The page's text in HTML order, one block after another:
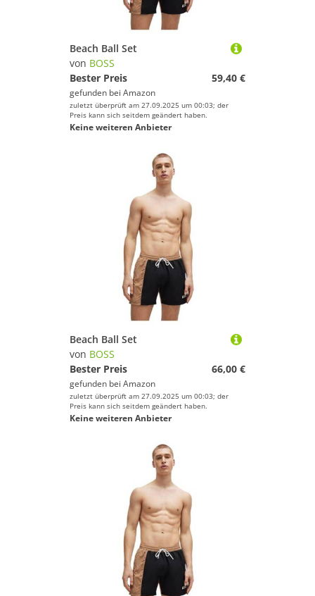
Beach Ball Set
von BOSS
Bester Preis
59,40 €
gefunden bei Amazon
zuletzt überprüft am 27.09.2025 um 00:03; der
Preis kann sich seitdem geändert haben.
Keine weiteren Anbieter
Beach Ball Set
von BOSS
Bester Preis
66,00 €
gefunden bei Amazon
zuletzt überprüft am 27.09.2025 um 00:03; der
Preis kann sich seitdem geändert haben.
Keine weiteren Anbieter